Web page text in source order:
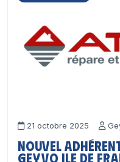
21 octobre 2025
Nouvel
GEYVO Ile de